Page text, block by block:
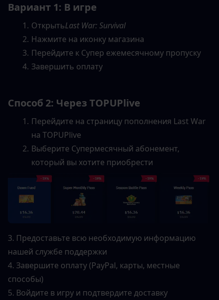
Вариант 1: В игре
ОткрытьLast War: Survival
Нажмите на иконку магазина
Перейдите к Супер ежемесячному пропуску
Завершить оплату
Способ 2: Через TOPUPlive
Перейдите на страницу пополнения Last War
на TOPUPlive
Выберите Супермесячный абонемент,
который вы хотите приобрести
3. Предоставьте всю необходимую информацию
нашей службе поддержки
4. Завершите оплату (PayPal, карты, местные
способы)
5. Войдите в игру и подтвердите доставку